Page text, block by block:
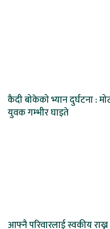
कैदी बोकेको भ्यान दुर्घटना :
युवक गम्भीर घाइते
आफ्नै परिवारलाई स्वकीय